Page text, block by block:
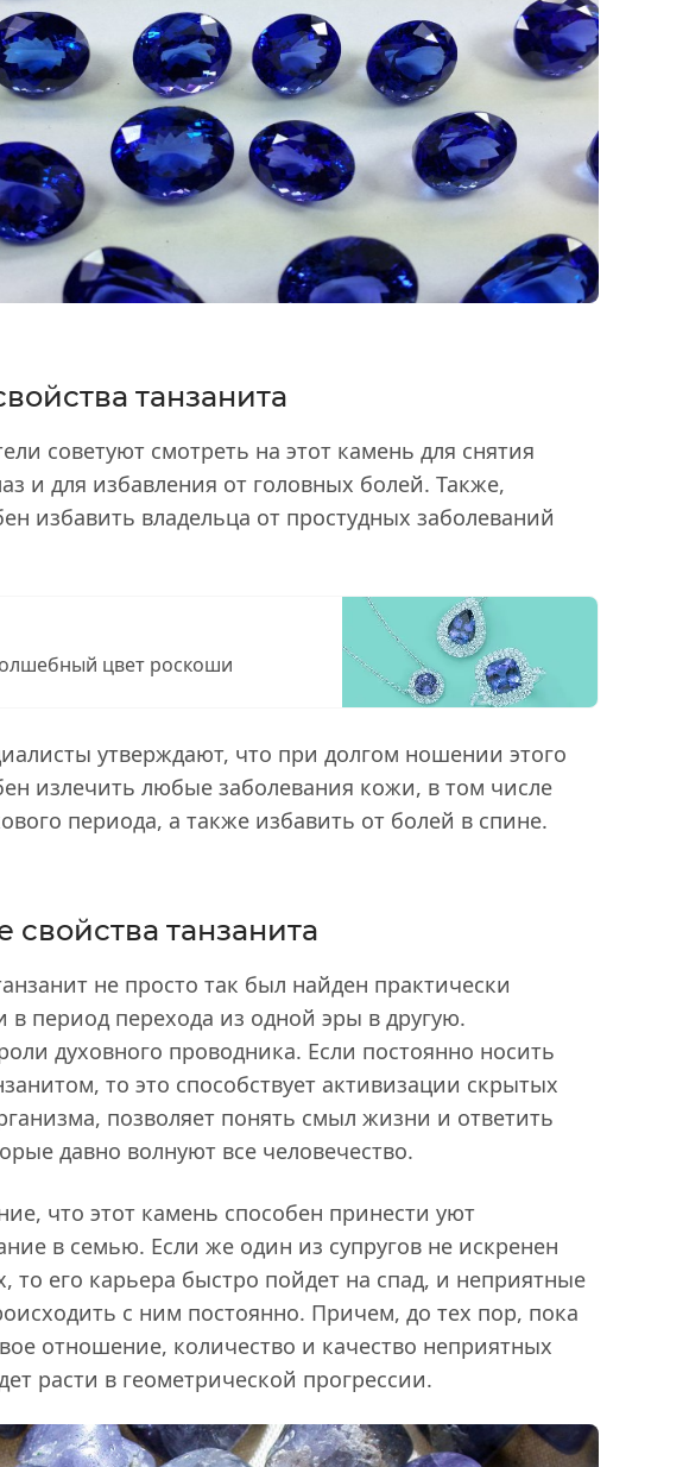
танзанита
советуют смотреть на этот камень для снятия
и для избавления от головных болей. Также,
избавить владельца от простудных заболеваний
цвет роскоши
утверждают, что при долгом ношении этого
излечить любые заболевания кожи, в том числе
периода, а также избавить от болей в спине.
свойства танзанита
не просто так был найден практически
в период перехода из одной эры в другую.
духовного проводника. Если постоянно носить
то это способствует активизации скрытых
позволяет понять смыл жизни и ответить
давно волнуют все человечество.
что этот камень способен принести уют
в семью. Если же один из супругов не искренен
то его карьера быстро пойдет на спад, и неприятные
с ним постоянно. Причем, до тех пор, пока
отношение, количество и качество неприятных
расти в геометрической прогрессии.